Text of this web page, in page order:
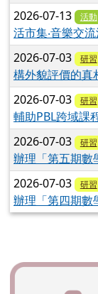
2026-07-13
活動
活市集‧音樂交
2026-07-03
研習
構外貌評價的真
2026-07-03 研習
輔助PBL跨域課
2026-07-03 研習
辦理「第五期數
2026-07-03 研習
辦理「第四期數